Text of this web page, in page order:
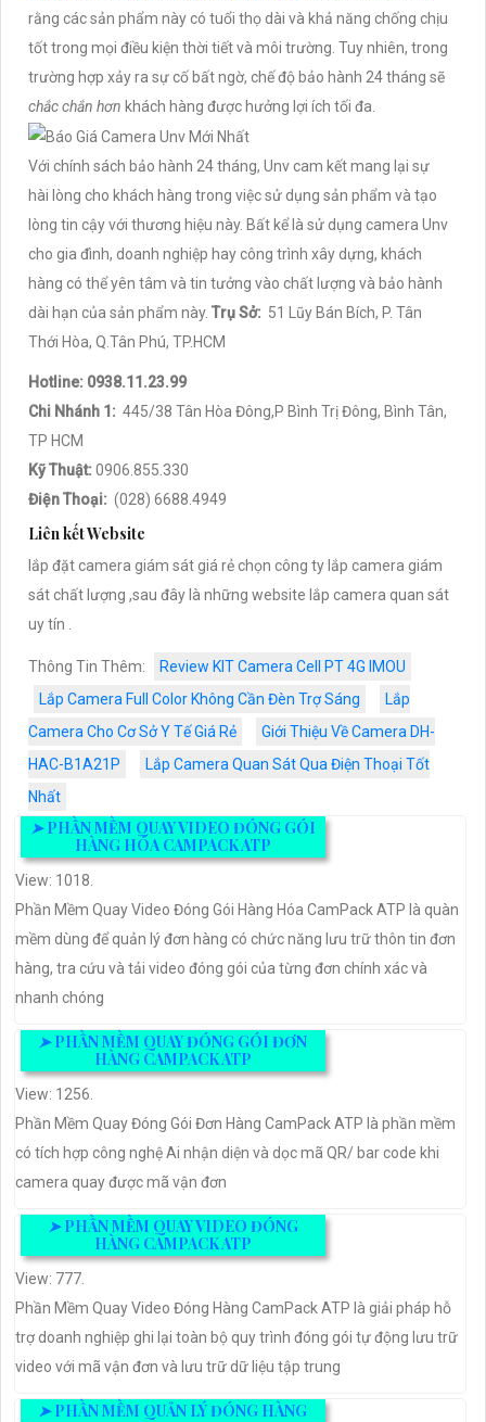
rằng các sản phẩm này có tuổi thọ dài và khả năng chống chịu
tốt trong mọi điều kiện thời tiết và môi trường. Tuy nhiên, trong
trường hợp xảy ra sự cố bất ngờ, chế độ bảo hành 24 tháng sẽ
chắc chắn hơn khách hàng được hưởng lợi ích tối đa.
Với chính sách bảo hành 24 tháng, Unv cam kết mang lại sự
hài lòng cho khách hàng trong việc sử dụng sản phẩm và tạo
lòng tin cậy với thương hiệu này. Bất kể là sử dụng camera Unv
cho gia đình, doanh nghiệp hay công trình xây dựng, khách
hàng có thể yên tâm và tin tưởng vào chất lượng và bảo hành
dài hạn của sản phẩm này. Trụ Sở: 51 Lũy Bán Bích, P. Tân
Thới Hòa, Q.Tân Phú, TP.HCM
Hotline: 0938.11.23.99
Chi Nhánh 1: 445/38 Tân Hòa Đông,P Bình Trị Đông, Bình Tân,
TP HCM
Kỹ Thuật: 0906.855.330
Điện Thoại: (028) 6688.4949
Liên kết Website
lắp đặt camera giám sát giá rẻ chọn công ty lắp camera giám
sát chất lượng ,sau đây là những website lắp camera quan sát
uy tín .
Thông Tin Thêm:
Review KIT Camera Cell PT 4G IMOU
Lắp Camera Full Color Không Cần Đèn Trợ Sáng
Lắp
Camera Cho Cơ Sở Y Tế Giá Rẻ
Giới Thiệu Về Camera DH-
HAC-B1A21P
Lắp Camera Quan Sát Qua Điện Thoại Tốt
Nhất
➤PHẦN MỀM QUAY VIDEO ĐÓNG GÓI
HÀNG HÓA CAMPACK ATP
View: 1018.
Phần Mềm Quay Video Đóng Gói Hàng Hóa CamPack ATP là quàn
mềm dùng để quản lý đơn hàng có chức năng lưu trữ thôn tin đơn
hàng, tra cứu và tải video đóng gói của từng đơn chính xác và
nhanh chóng
➤PHẦN MỀM QUAY ĐÓNG GÓI ĐƠN
HÀNG CAMPACK ATP
View: 1256.
Phần Mềm Quay Đóng Gói Đơn Hàng CamPack ATP là phần mềm
có tích hợp công nghệ Ai nhận diện và dọc mã QR/ bar code khi
camera quay được mã vận đơn
➤PHẦN MỀM QUAY VIDEO ĐÓNG
HÀNG CAMPACK ATP
View: 777.
Phần Mềm Quay Video Đóng Hàng CamPack ATP là giải pháp hỗ
trợ doanh nghiệp ghi lại toàn bộ quy trình đóng gói tự động lưu trữ
video với mã vận đơn và lưu trữ dữ liệu tập trung
➤PHẦN MỀM QUẢN LÝ ĐÓNG HÀNG